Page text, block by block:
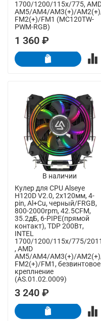
1700/1200/115x/775,
AM5/AM4/AM3(+)/
FM2(+)/FM1 (MC120TW-
PWM-RGB)
1 360 ₽
В наличии
Кулер для CPU Alseye
H120D V2.0, 2х120мм, 4-
pin, Al+Cu, черный/FRGB,
800-2000rpm, 42.5CFM,
35.2дБ, 6-PIPE(прямой
контакт), TDP 200Вт,
INTEL
1700/1200/115x/775/2011
, AMD
AM5/AM4/AM3(+)/
FM2(+)/FM1, безвинтовое
креплнение
(AS.01.02.0009)
3 240 ₽